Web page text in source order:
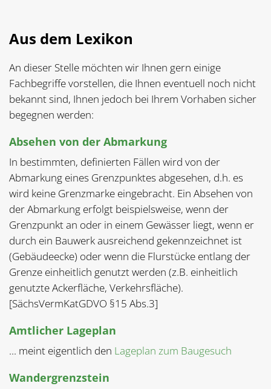
Aus dem Lexikon
An dieser Stelle möchten wir Ihnen gern einige
Fachbegriffe vorstellen, die Ihnen eventuell noch nicht
bekannt sind, Ihnen jedoch bei Ihrem Vorhaben sicher
begegnen werden:
Absehen von der Abmarkung
In bestimmten, definierten Fällen wird von der
Abmarkung eines Grenzpunktes abgesehen, d.h. es
wird keine Grenzmarke eingebracht. Ein Absehen von
der Abmarkung erfolgt beispielsweise, wenn der
Grenzpunkt an oder in einem Gewässer liegt, wenn er
durch ein Bauwerk ausreichend gekennzeichnet ist
(Gebäudeecke) oder wenn die Flurstücke entlang der
Grenze einheitlich genutzt werden (z.B. einheitlich
genutzte Ackerfläche, Verkehrsfläche).
[SächsVermKatGDVO §15 Abs.3]
Amtlicher Lageplan
... meint eigentlich den Lageplan zum Baugesuch
Wandergrenzstein